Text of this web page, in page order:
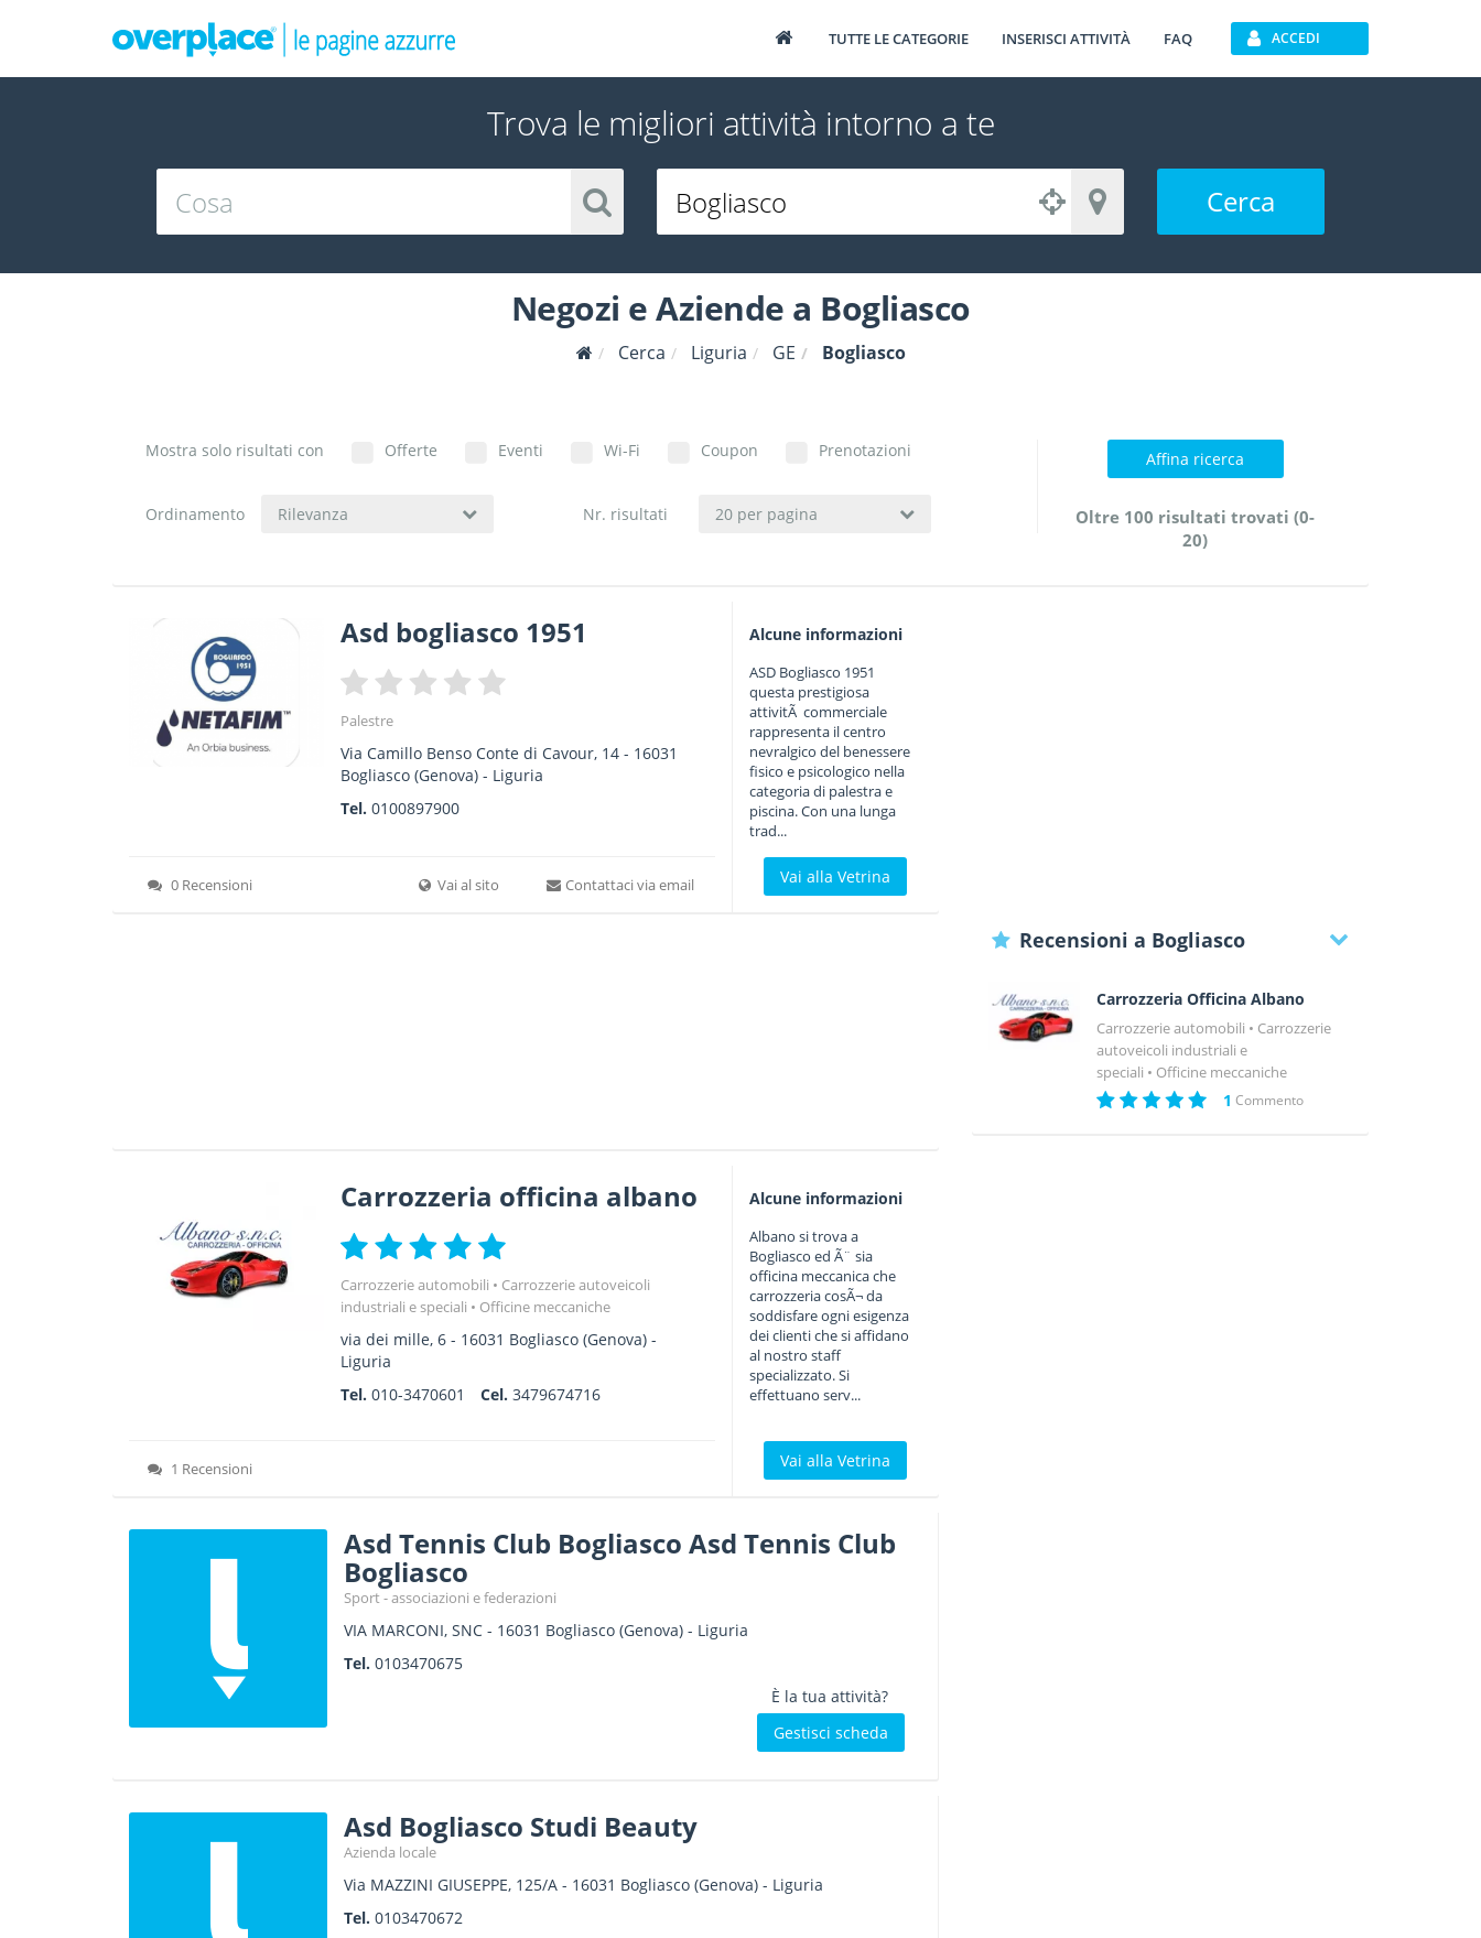
TUTTE LE CATEGORIE INSERISCI ATTIVITÀ FAQ ACCEDI
Trova le migliori attività intorno a te
Cerca
Negozi e Aziende a Bogliasco
Cerca Liguria GE Bogliasco
Mostra solo risultati con Offerte Eventi Wi-Fi Coupon Prenotazioni
Ordinamento Rilevanza Nr. risultati 20 per pagina
Affina ricerca
Oltre 100 risultati trovati (0-
20)
Asd bogliasco 1951
Palestre
Via Camillo Benso Conte di Cavour, 14 - 16031
Bogliasco (Genova) - Liguria
Tel.0100897900
0 Recensioni Vai al sito Contattaci via email
Alcune informazioni
ASD Bogliasco 1951
questa prestigiosa
attivitÃ commerciale
rappresenta il centro
nevralgico del benessere
fisico e psicologico nella
categoria di palestra e
piscina. Con una lunga
trad...
Vai alla Vetrina
Carrozzeria officina albano
Carrozzerie automobili
Carrozzerie autoveicoli
industriali e speciali
Officine meccaniche
via dei mille, 6 - 16031 Bogliasco (Genova) -
Liguria
Tel.010-3470601 Cel.3479674716
1 Recensioni
Alcune informazioni
Albano si trova a
Bogliasco ed Ã¨ sia
officina meccanica che
carrozzeria cosÃ¬ da
soddisfare ogni esigenza
dei clienti che si affidano
al nostro staff
specializzato. Si
effettuano serv...
Vai alla Vetrina
Asd Tennis Club Bogliasco Asd Tennis Club
Bogliasco
Sport - associazioni e federazioni
VIA MARCONI, SNC- 16031 Bogliasco(Genova) - Liguria
Tel. 0103470675
È la tua attività?
Gestisci scheda
Asd Bogliasco Studi Beauty
Azienda locale
Via MAZZINI GIUSEPPE, 125/A- 16031 Bogliasco(Genova) - Liguria
Tel. 0103470672
Recensioni a Bogliasco
Carrozzeria Officina Albano
Carrozzerie automobili
Carrozzerie
autoveicoli industriali e
speciali
Officine meccaniche
1 Commento